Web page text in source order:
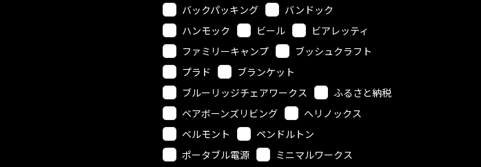
バックパッキング
バンドック
ハンモック
ビール
ビアレッティ
ファミリーキャンプ
ブッシュクラフト
プラド
ブランケット
ブルーリッジチェアワークス
ふるさと納税
ベアボーンズリビング
ヘリノックス
ベルモント
ペンドルトン
ポータブル電源
ミニマルワークス